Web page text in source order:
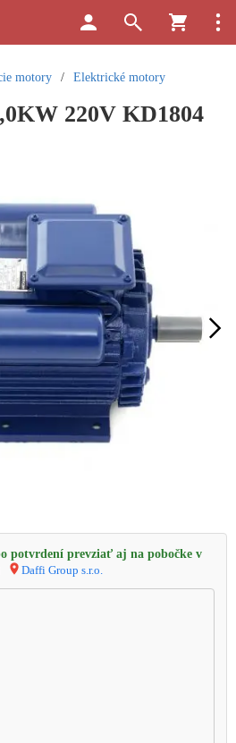
motory / Elektrické motory
220V KD1804
potvrdení prevziať aj na pobočke v
Daffi Group s.r.o.